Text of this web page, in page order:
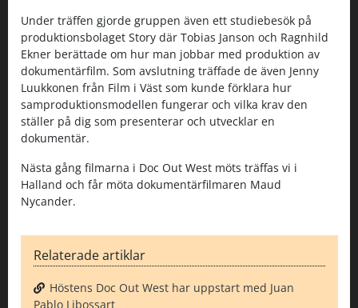
Under träffen gjorde gruppen även ett studiebesök på
produktionsbolaget Story där Tobias Janson och Ragnhild
Ekner berättade om hur man jobbar med produktion av
dokumentärfilm. Som avslutning träffade de även Jenny
Luukkonen från Film i Väst som kunde förklara hur
samproduktionsmodellen fungerar och vilka krav den
ställer på dig som presenterar och utvecklar en
dokumentär.
Nästa gång filmarna i Doc Out West möts träffas vi i
Halland och får möta dokumentärfilmaren Maud
Nycander.
Relaterade artiklar
Höstens Doc Out West har uppstart med Juan
Pablo Libossart